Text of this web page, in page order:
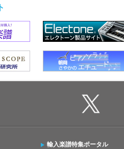
輸入楽譜特集ポータル